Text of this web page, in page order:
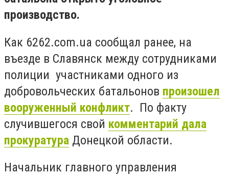
производство.
Как 6262.com.ua сообщал ранее, на
въезде в Славянск между сотрудниками
полиции участниками одного из
добровольческих батальонов произошел
вооруженный конфликт. По факту
случившегося свой комментарий дала
прокуратура Донецкой области.
Начальник главного управления